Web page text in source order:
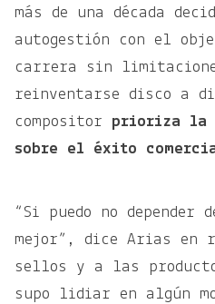
más de una década
autogestión con el
carrera sin
reinventarse disco a
compositor prioriza la
sobre el éxito
“Si puedo no depender
mejor”, dice Arias en
sellos y a las
supo lidiar en algún